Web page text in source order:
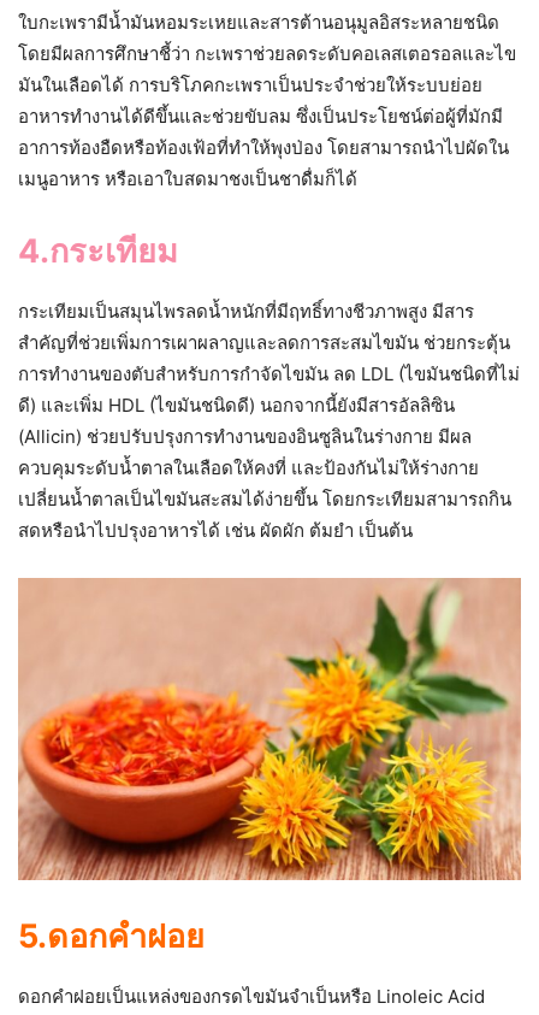
ใบกะเพรามีน้ำมันหอมระเหยและสารต้านอนุมูลอิสระหลายชนิด
โดยมีผลการศึกษาชี้ว่า กะเพราช่วยลดระดับคอเลสเตอรอลและไข
มันในเลือดได้ การบริโภคกะเพราเป็นประจำช่วยให้ระบบย่อย
อาหารทำงานได้ดีขึ้นและช่วยขับลม ซึ่งเป็นประโยชน์ต่อผู้ที่มักมี
อาการท้องอืดหรือท้องเฟ้อที่ทำให้พุงป่อง โดยสามารถนำไปผัดใน
เมนูอาหาร หรือเอาใบสดมาชงเป็นชาดื่มก็ได้
4.กระเทียม
กระเทียมเป็นสมุนไพรลดน้ำหนักที่มีฤทธิ์ทางชีวภาพสูง มีสาร
สำคัญที่ช่วยเพิ่มการเผาผลาญและลดการสะสมไขมัน ช่วยกระตุ้น
การทำงานของตับสำหรับการกำจัดไขมัน ลด LDL (ไขมันชนิดที่ไม่
ดี) และเพิ่ม HDL (ไขมันชนิดดี) นอกจากนี้ยังมีสารอัลลิซิน
(Allicin) ช่วยปรับปรุงการทำงานของอินซูลินในร่างกาย มีผล
ควบคุมระดับน้ำตาลในเลือดให้คงที่ และป้องกันไม่ให้ร่างกาย
เปลี่ยนน้ำตาลเป็นไขมันสะสมได้ง่ายขึ้น โดยกระเทียมสามารถกิน
สดหรือนำไปปรุงอาหารได้ เช่น ผัดผัก ต้มยำ เป็นต้น
5.ดอกคำฝอย
ดอกคำฝอยเป็นแหล่งของกรดไขมันจำเป็นหรือ Linoleic Acid